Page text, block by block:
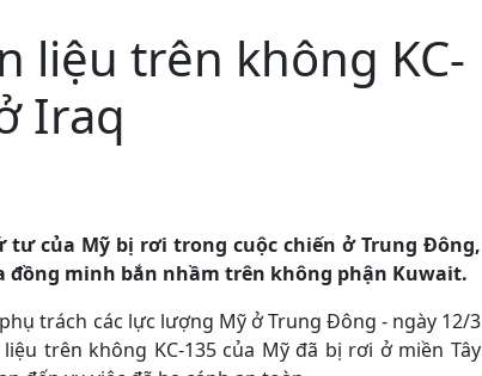
liệu trên không KC-
Iraq
của Mỹ bị rơi trong cuộc chiến ở Trung Đông,
đồng minh bắn nhầm trên không phận Kuwait.
trách các lực lượng Mỹ ở Trung Đông - ngày 12/3
trên không KC-135 của Mỹ đã bị rơi ở miền Tây